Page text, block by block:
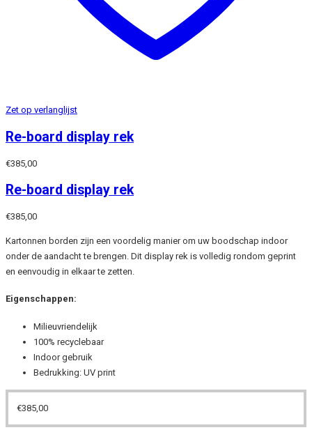
Zet op verlanglijst
Re-board display rek
€385,00
Re-board display rek
€385,00
Kartonnen borden zijn een voordelig manier om uw boodschap indoor
onder de aandacht te brengen. Dit display rek is volledig rondom geprint
en eenvoudig in elkaar te zetten.
Eigenschappen:
Milieuvriendelijk
100% recyclebaar
Indoor gebruik
Bedrukking: UV print
€385,00